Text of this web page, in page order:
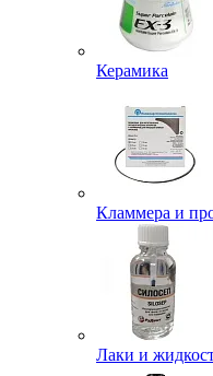
Керамика
Кламмера и
Лаки и